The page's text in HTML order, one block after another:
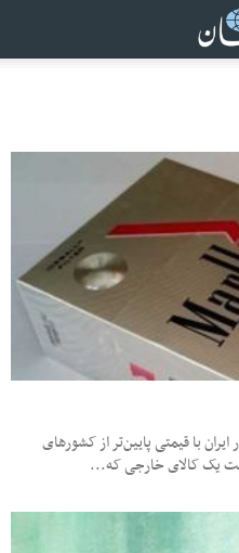
با قیمتی پایین‌تر از کشورهای
یک کالای خارجی که...